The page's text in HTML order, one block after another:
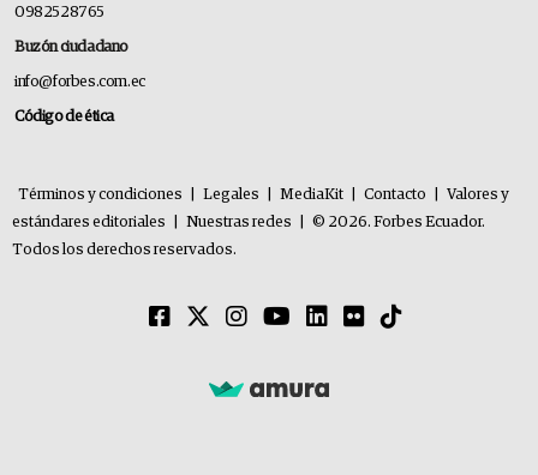
0982528765
Buzón ciudadano
info@forbes.com.ec
Código de ética
Términos y condiciones Legales MediaKit Contacto
Valores y
estándares editoriales
Nuestras redes
© 2026. Forbes Ecuador.
Todos los derechos reservados.